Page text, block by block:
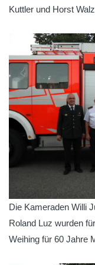
Kuttler und Horst
Die Kameraden Willi
Roland Luz wurden
Weihing für 60 Jahre